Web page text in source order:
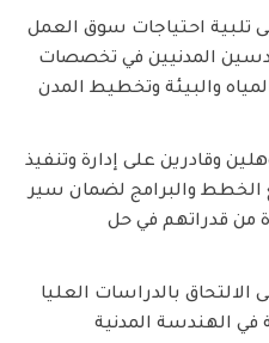
تلبية احتياجات سوق العمل
المدنيين في تخصصات
والبيئة وتخطيط المدن
وقادرين على إدارة وتنفيذ
الخطط والبرامج لضمان سير
من قدراتهم في حل
بالدراسات العليا
الهندسة المدنية